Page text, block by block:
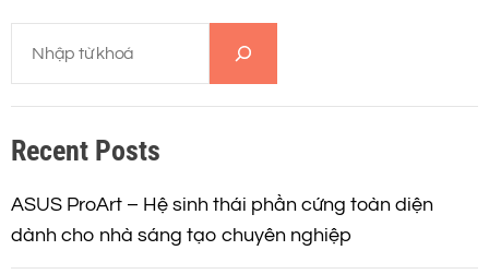
m
i
m
Recent Posts
ASUS ProArt – Hệ sinh thái phần cứng toàn diện
dành cho nhà sáng tạo chuyên nghiệp